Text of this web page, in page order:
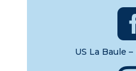
US La Baule